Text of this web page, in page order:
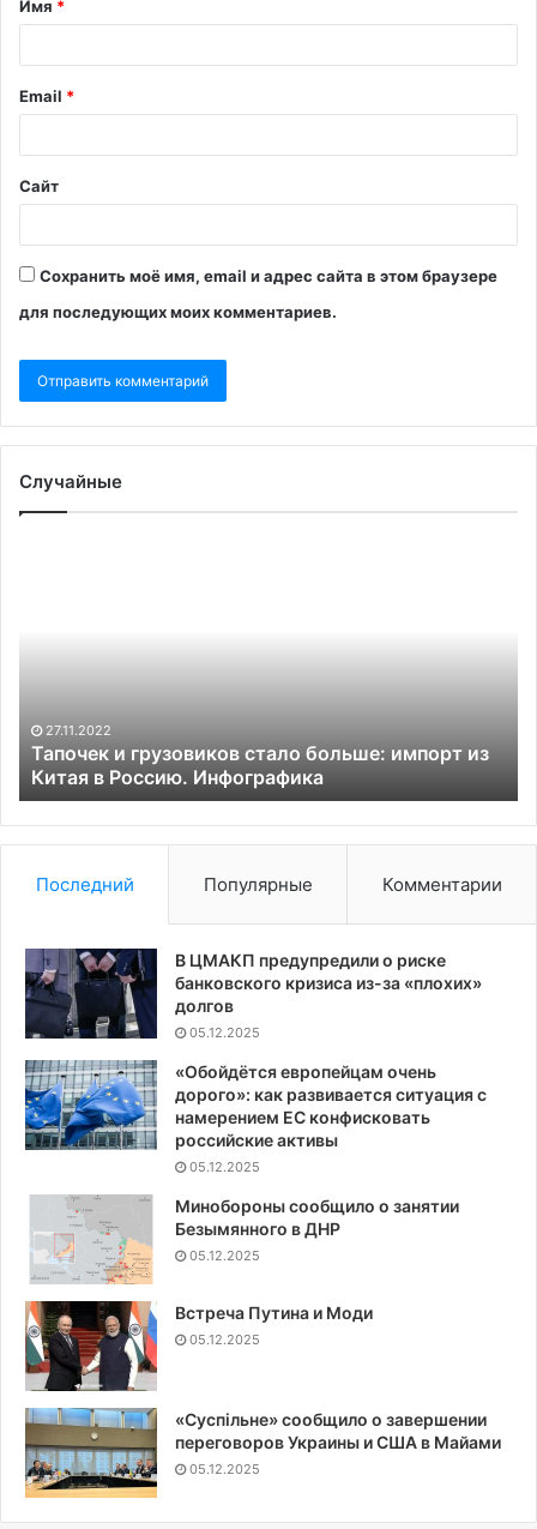
Имя *
Email *
Сайт
Сохранить моё имя, email и адрес сайта в этом браузере
для последующих моих комментариев.
Случайные
Китая
Россию.
Инфографика
27.11.2022
Тапочек и грузовиков стало больше: импорт из
Китая в Россию. Инфографика
Последний Популярные Комментарии
В ЦМАКП предупредили о риске
банковского кризиса из-за «плохих»
долгов
05.12.2025
«Обойдётся европейцам очень
дорого»: как развивается ситуация с
намерением ЕС конфисковать
российские активы
05.12.2025
Минобороны сообщило о занятии
Безымянного в ДНР
05.12.2025
Встреча Путина и Моди
05.12.2025
«Суспiльне» сообщило о завершении
переговоров Украины и США в Майами
05.12.2025